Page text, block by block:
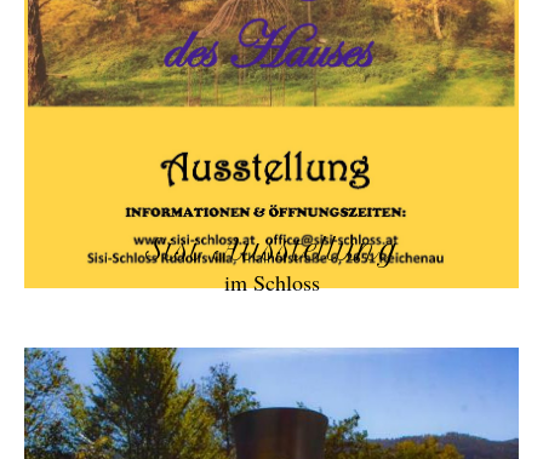
Sisi Ausstellung
im Schloss